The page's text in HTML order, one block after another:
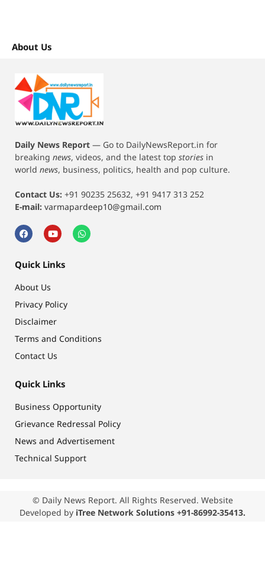
About Us
Daily News Report — Go to DailyNewsReport.in for
breaking news, videos, and the latest top stories in
world news, business, politics, health and pop culture.
Contact Us: +91 90235 25632, +91 9417 313 252
E-mail: varmapardeep10@gmail.com
Quick Links
About Us
Privacy Policy
Disclaimer
Terms and Conditions
Contact Us
Quick Links
Business Opportunity
Grievance Redressal Policy
News and Advertisement
Technical Support
© Daily News Report. All Rights Reserved. Website
Developed by iTree Network Solutions +91-86992-35413.